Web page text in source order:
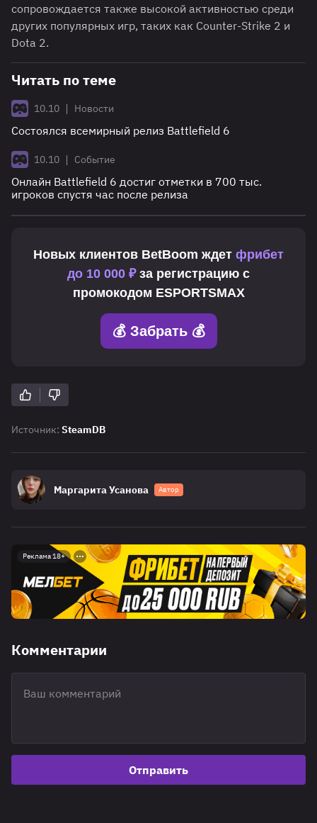
сопровождается также высокой активностью среди
других популярных игр, таких как Counter-Strike 2 и
Dota 2.
Читать по теме
10.10 | Новости
Состоялся всемирный релиз Battlefield 6
10.10 | Событие
Онлайн Battlefield 6 достиг отметки в 700 тыс.
игроков спустя час после релиза
Новых клиентов BetBoom ждет фрибет
до 10 000 ₽за регистрацию с
промокодом ESPORTSMAX
💰 Забрать 💰
Источник: SteamDB
Маргарита Усанова Автор
Реклама 18+
Комментарии
Отправить